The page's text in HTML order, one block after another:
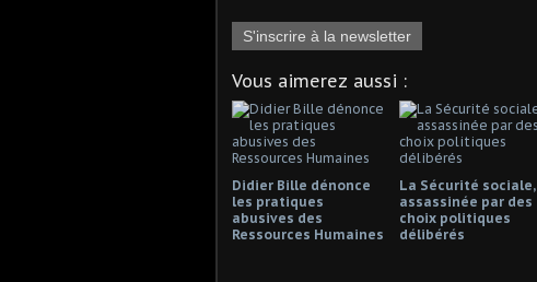
S'inscrire à la newsletter
Vous aimerez aussi :
Didier Bille dénonce
les pratiques
abusives des
Ressources Humaines
La Sécurité sociale,
assassinée par des
choix politiques
délibérés